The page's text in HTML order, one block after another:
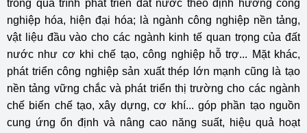
trong quá trình phát triển đất nước theo định hướng công
nghiệp hóa, hiện đại hóa; là ngành công nghiệp nền tảng,
vật liệu đầu vào cho các ngành kinh tế quan trọng của đất
nước như cơ khi chế tạo, công nghiệp hỗ trợ... Mặt khác,
phát triển công nghiệp sản xuất thép lớn mạnh cũng là tạo
nền tảng vững chắc và phát triển thị trường cho các ngành
chế biến chế tạo, xây dựng, cơ khí... góp phần tạo nguồn
cung ứng ổn định và nâng cao năng suất, hiệu quả hoạt